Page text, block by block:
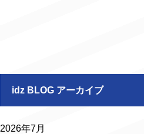
idz BLOG アーカイブ
2026年7月